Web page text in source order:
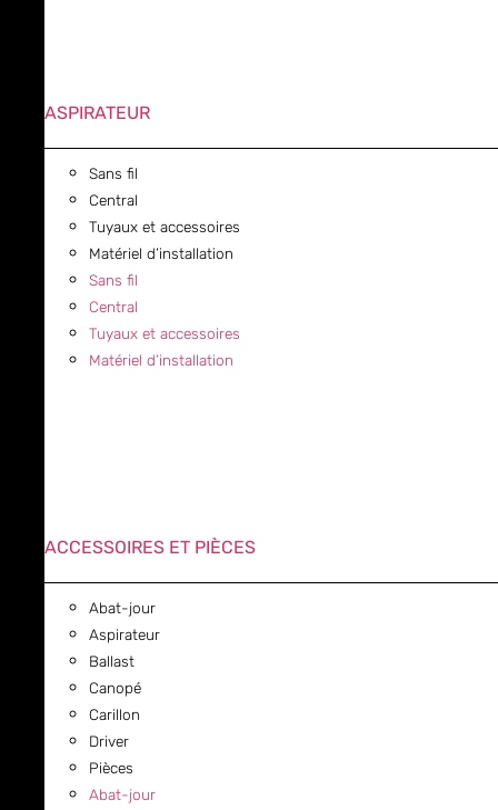
ASPIRATEUR
Sans fil
Central
Tuyaux et accessoires
Matériel d’installation
Sans fil
Central
Tuyaux et accessoires
Matériel d’installation
ACCESSOIRES ET PIÈCES
Abat-jour
Aspirateur
Ballast
Canopé
Carillon
Driver
Pièces
Abat-jour